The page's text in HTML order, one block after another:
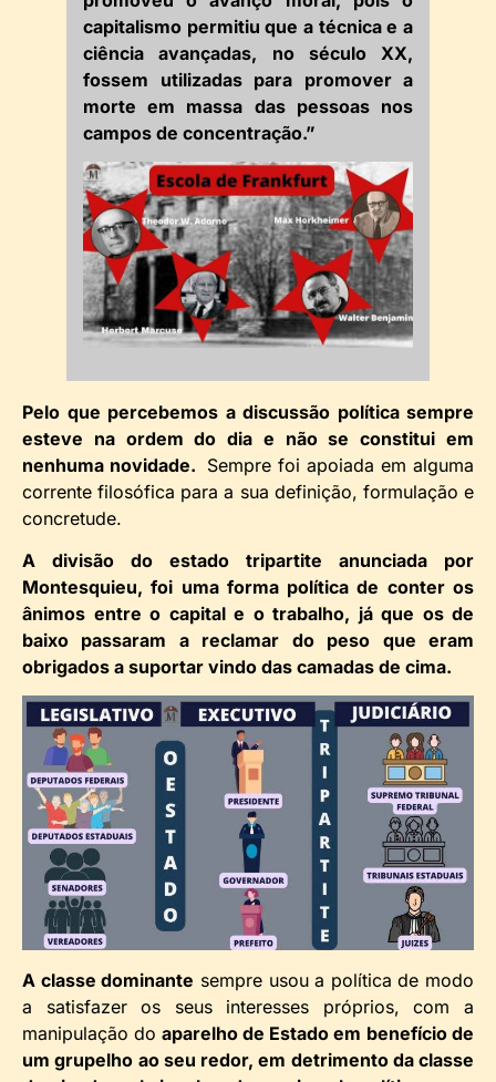
capitalismo permitiu que a técnica e a
ciência avançadas, no século XX,
fossem utilizadas para promover a
morte em massa das pessoas nos
campos de concentração.”
Pelo que percebemos a discussão política sempre
esteve na ordem do dia e não se constitui em
nenhuma novidade. Sempre foi apoiada em alguma
corrente filosófica para a sua definição, formulação e
concretude.
A divisão do estado tripartite anunciada por
Montesquieu, foi uma forma política de conter os
ânimos entre o capital e o trabalho, já que os de
baixo passaram a reclamar do peso que eram
obrigados a suportar vindo das camadas de cima.
A classe dominante sempre usou a política de modo
a satisfazer os seus interesses próprios, com a
manipulação do aparelho de Estado em benefício de
um grupelho ao seu redor, em detrimento da classe